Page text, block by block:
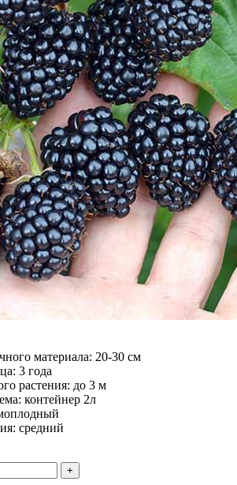
материала: 20-30 см
3 года
растения: до 3 м
контейнер 2л
средний
+